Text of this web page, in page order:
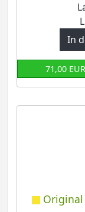
In
71,00
Original